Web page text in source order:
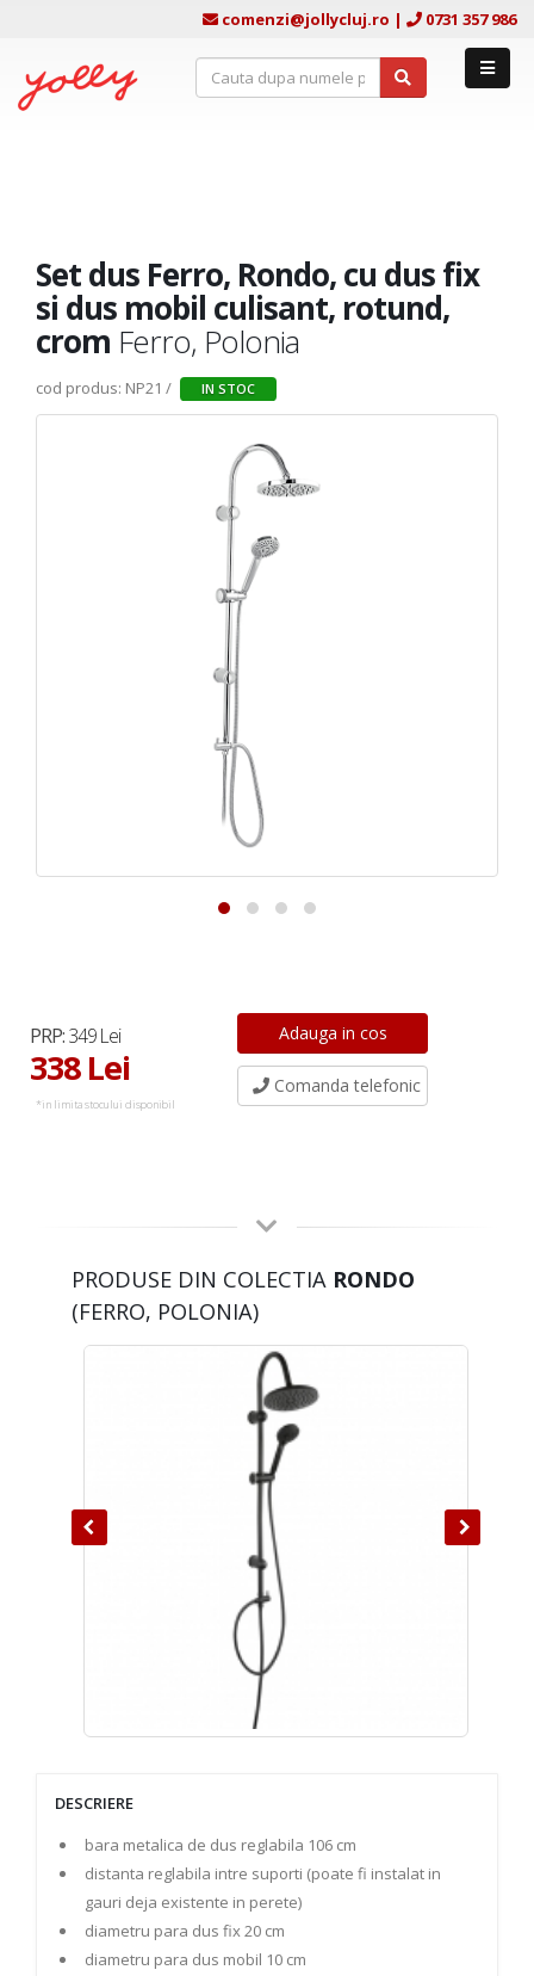
comenzi@jollycluj.ro | 0731 357 986
Set dus Ferro, Rondo, cu dus fix
si dus mobil culisant, rotund,
crom Ferro, Polonia
cod produs: NP21 / IN STOC
PRP:349 Lei
338 Lei
*in limita stocului disponibil
Comanda telefonic
PRODUSE DIN COLECTIA RONDO
(FERRO, POLONIA)
DESCRIERE
bara metalica de dus reglabila 106 cm
distanta reglabila intre suporti (poate fi instalat in
gauri deja existente in perete)
diametru para dus fix 20 cm
diametru para dus mobil 10 cm